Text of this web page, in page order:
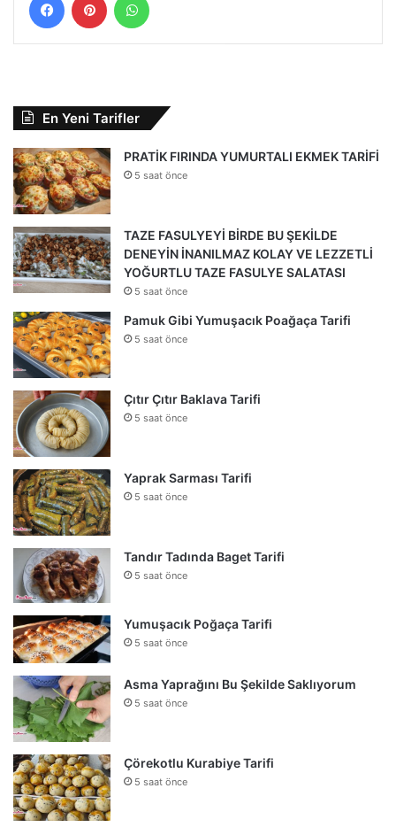
En Yeni Tarifler
PRATİK FIRINDA YUMURTALI EKMEK TARİFİ
5 saat önce
TAZE FASULYEYİ BİRDE BU ŞEKİLDE
DENEYİN İNANILMAZ KOLAY VE LEZZETLİ
YOĞURTLU TAZE FASULYE SALATASI
5 saat önce
Pamuk Gibi Yumuşacık Poağaça Tarifi
5 saat önce
Çıtır Çıtır Baklava Tarifi
5 saat önce
Yaprak Sarması Tarifi
5 saat önce
Tandır Tadında Baget Tarifi
5 saat önce
Yumuşacık Poğaça Tarifi
5 saat önce
Asma Yaprağını Bu Şekilde Saklıyorum
5 saat önce
Çörekotlu Kurabiye Tarifi
5 saat önce